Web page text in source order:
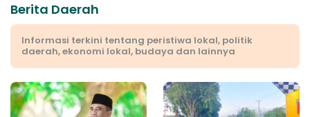
Berita Daerah
Informasi terkini tentang peristiwa lokal, politik
daerah, ekonomi lokal, budaya dan lainnya